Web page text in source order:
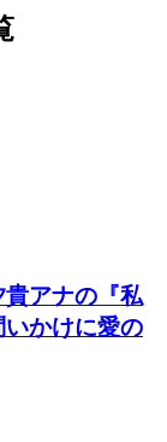
アナの『私
かけに愛の